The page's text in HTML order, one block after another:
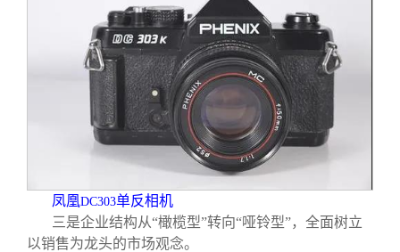
凤凰DC303单反相机
三是企业结构从“橄榄型”转向“哑铃型”，全面树立
以销售为龙头的市场观念。